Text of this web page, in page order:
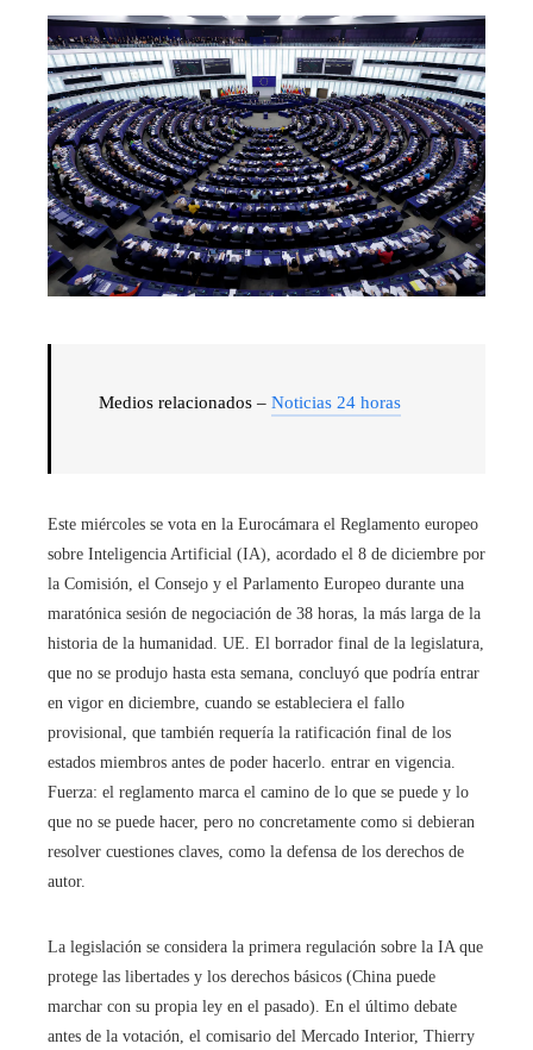
Medios relacionados – Noticias 24 horas
Este miércoles se vota en la Eurocámara el Reglamento europeo
sobre Inteligencia Artificial (IA), acordado el 8 de diciembre por
la Comisión, el Consejo y el Parlamento Europeo durante una
maratónica sesión de negociación de 38 horas, la más larga de la
historia de la humanidad. UE. El borrador final de la legislatura,
que no se produjo hasta esta semana, concluyó que podría entrar
en vigor en diciembre, cuando se estableciera el fallo
provisional, que también requería la ratificación final de los
estados miembros antes de poder hacerlo. entrar en vigencia.
Fuerza: el reglamento marca el camino de lo que se puede y lo
que no se puede hacer, pero no concretamente como si debieran
resolver cuestiones claves, como la defensa de los derechos de
autor.
La legislación se considera la primera regulación sobre la IA que
protege las libertades y los derechos básicos (China puede
marchar con su propia ley en el pasado). En el último debate
antes de la votación, el comisario del Mercado Interior, Thierry